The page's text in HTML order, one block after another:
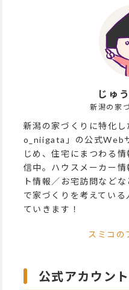
じゅ
新潟の家
新潟の家づくりに特化
o_niigata」の公式Web
じめ、住宅にまつわる
信中。ハウスメーカー
ト情報／お宅訪問など
で家づくりを考えてい
ていきます！
スミコの
公式アカウント